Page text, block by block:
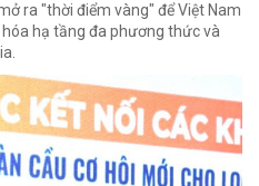
ra "thời điểm vàng" để Việt Nam
hạ tầng đa phương thức và